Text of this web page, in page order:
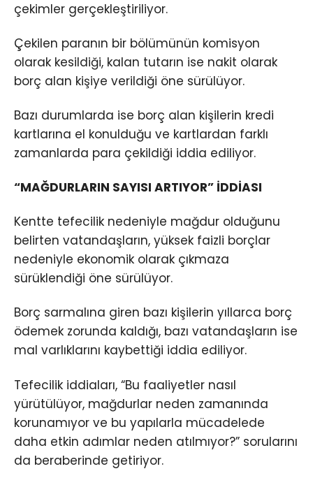
çekimler gerçekleştiriliyor.
Çekilen paranın bir bölümünün komisyon
olarak kesildiği, kalan tutarın ise nakit olarak
borç alan kişiye verildiği öne sürülüyor.
Bazı durumlarda ise borç alan kişilerin kredi
kartlarına el konulduğu ve kartlardan farklı
zamanlarda para çekildiği iddia ediliyor.
“MAĞDURLARIN SAYISI ARTIYOR” İDDİASI
Kentte tefecilik nedeniyle mağdur olduğunu
belirten vatandaşların, yüksek faizli borçlar
nedeniyle ekonomik olarak çıkmaza
sürüklendiği öne sürülüyor.
Borç sarmalına giren bazı kişilerin yıllarca borç
ödemek zorunda kaldığı, bazı vatandaşların ise
mal varlıklarını kaybettiği iddia ediliyor.
Tefecilik iddiaları, “Bu faaliyetler nasıl
yürütülüyor, mağdurlar neden zamanında
korunamıyor ve bu yapılarla mücadelede
daha etkin adımlar neden atılmıyor?” sorularını
da beraberinde getiriyor.